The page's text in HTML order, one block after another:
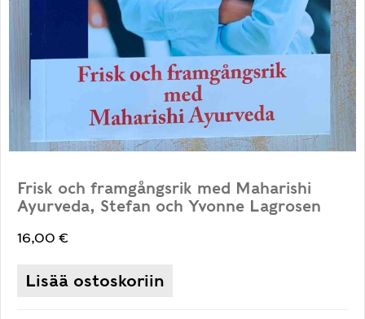
Frisk och framgångsrik med Maharishi
Ayurveda, Stefan och Yvonne Lagrosen
16,00 €
Lisää ostoskoriin